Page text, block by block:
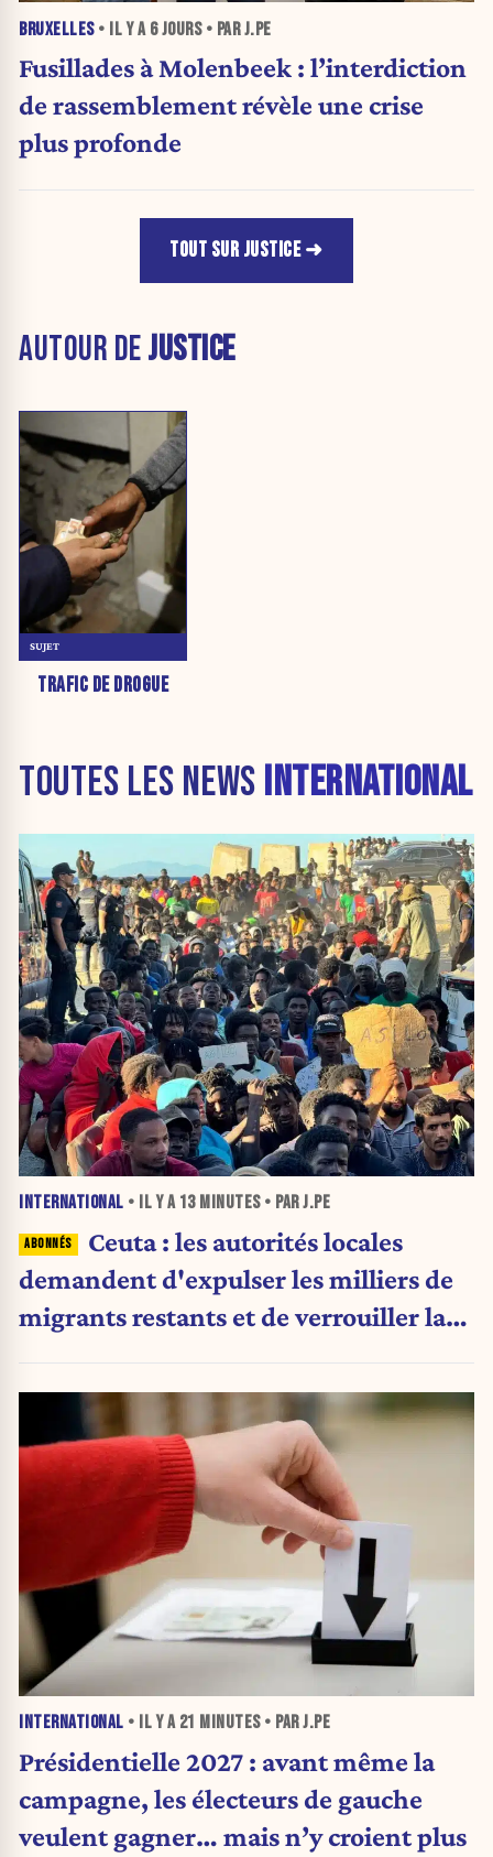
BRUXELLES• IL Y A 6 JOURS• PAR J.PE
Fusillades à Molenbeek : l’interdiction
de rassemblement révèle une crise
plus profonde
TOUT SUR JUSTICE
AUTOUR DEJUSTICE
TRAFIC DE DROGUE
SUJET
TOUTES LES NEWS INTERNATIONAL
INTERNATIONAL • IL Y A 13 MINUTES• PAR J.PE
Ceuta : les autorités locales
demandent d'expulser les milliers de
migrants restants et de verrouiller la
INTERNATIONAL • IL Y A 21 MINUTES• PAR J.PE
Présidentielle 2027 : avant même la
campagne, les électeurs de gauche
veulent gagner… mais n’y croient plus